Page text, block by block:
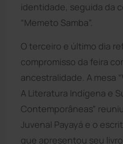
identidade, seguida da
“Memeto Samba”.
O terceiro e último dia
compromisso da feira
ancestralidade. A mesa
A Literatura Indígena e
Contemporâneas”
Juvenal Payayá e o
que apresentou seu